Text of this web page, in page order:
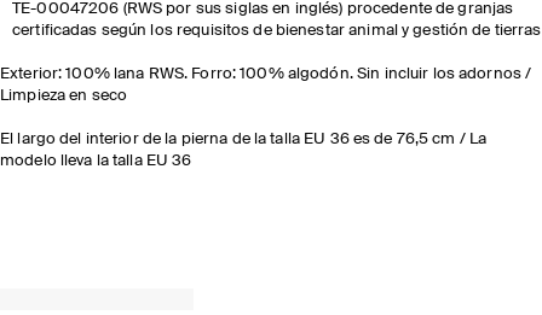
TE-00047206 (RWS por sus siglas en inglés) procedente de granjas
certificadas según los requisitos de bienestar animal y gestión de tierras
Exterior: 100% lana RWS. Forro: 100% algodón. Sin incluir los adornos /
Limpieza en seco
El largo del interior de la pierna de la talla EU 36 es de 76,5 cm / La
modelo lleva la talla EU 36